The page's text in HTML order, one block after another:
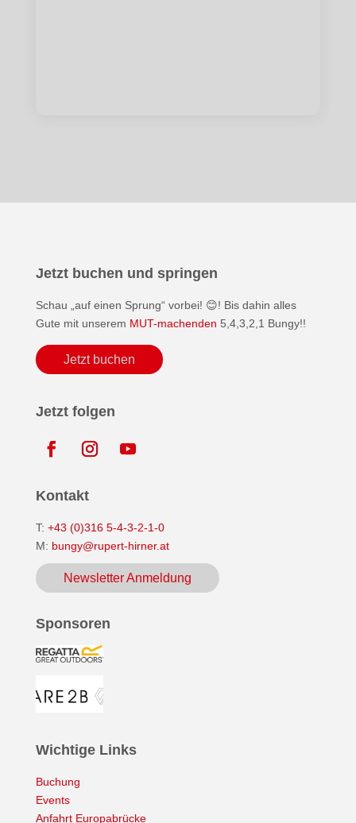
Jetzt buchen und springen
Schau „auf einen Sprung“ vorbei! 😊! Bis dahin alles
Gute mit unserem MUT-machenden 5,4,3,2,1 Bungy!!
Jetzt buchen
Jetzt folgen
Kontakt
T: +43 (0)316 5-4-3-2-1-0
M: bungy@rupert-hirner.at
Newsletter Anmeldung
Sponsoren
Wichtige Links
Buchung
Events
Anfahrt Europabrücke